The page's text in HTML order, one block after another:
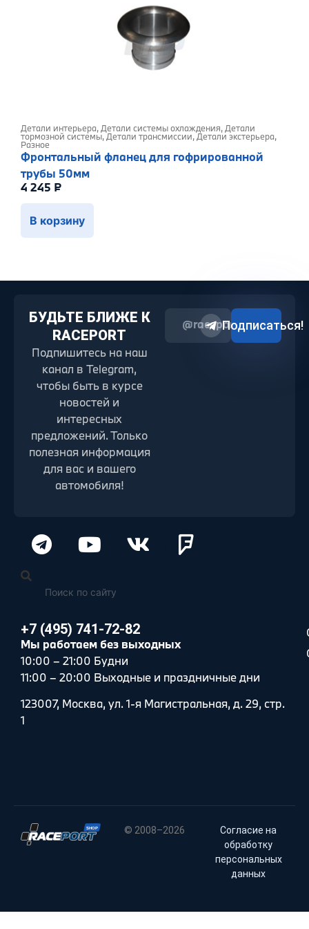
Детали интерьера,Детали системы охлаждения,Детали
тормозной системы,Детали трансмиссии,Детали экстерьера,
Разное
Фронтальный фланец для гофрированной
трубы 50мм
4 245 ₽
В корзину
БУДЬТЕ БЛИЖЕ К
RACEPORT
Подпишитесь на наш
канал в Telegram,
чтобы быть в курсе
новостей и
интересных
предложений. Только
полезная информация
для вас и вашего
автомобиля!
@raceport2022
Подписаться!
+7 (495) 741-72-82
Мы работаем без выходных
10:00 – 21:00 Будни
11:00 – 20:00 Выходные и праздничные дни
123007, Москва, ул. 1-я Магистральная, д. 29, стр.
1
© 2008–2026
Согласие на
обработку
персональных
данных